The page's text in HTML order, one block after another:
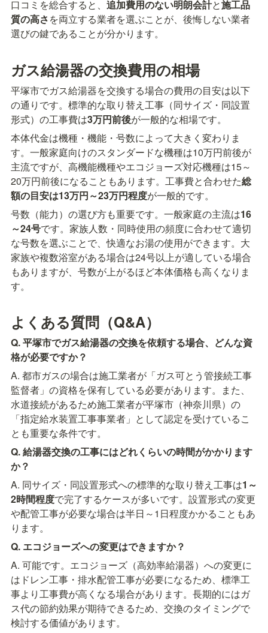
口コミを総合すると、 追加費用のない明朗会計と施工品
質の高さを両立する業者を選ぶことが、後悔しない業者
選びの鍵であることが分かります。
ガス給湯器の交換費用の相場
平塚市でガス給湯器を交換する場合の費用の目安は以下
の通りです。標準的な取り替え工事（同サイズ・同設置
形式）の工事費は3万円前後が一般的な相場です。
本体代金は機種・機能・号数によって大きく変わりま
す。一般家庭向けのスタンダードな機種は10万円前後が
主流ですが、高機能機種やエコジョーズ対応機種は15～
20万円前後になることもあります。工事費と合わせた総
額の目安は13万円～23万円程度が一般的です。
号数（能力）の選び方も重要です。一般家庭の主流は16
～24号です。家族人数・同時使用の頻度に合わせて適切
な号数を選ぶことで、快適なお湯の使用ができます。大
家族や複数浴室がある場合は24号以上が適している場合
もありますが、号数が上がるほど本体価格も高くなりま
す。
よくある質問（Q&A）
Q. 平塚市でガス給湯器の交換を依頼する場合、どんな資
格が必要ですか？
A. 都市ガスの場合は施工業者が「ガス可とう管接続工事
監督者」の資格を保有している必要があります。また、
水道接続があるため施工業者が平塚市（神奈川県）の
「指定給水装置工事事業者」として認定を受けているこ
とも重要な条件です。
Q. 給湯器交換の工事にはどれくらいの時間がかかります
か？
A. 同サイズ・同設置形式への標準的な取り替え工事は1～
2時間程度で完了するケースが多いです。設置形式の変更
や配管工事が必要な場合は半日～1日程度かかることもあ
ります。
Q. エコジョーズへの変更はできますか？
A. 可能です。エコジョーズ（高効率給湯器）への変更に
はドレン工事・排水配管工事が必要になるため、標準工
事より工事費が高くなる場合があります。長期的にはガ
ス代の節約効果が期待できるため、交換のタイミングで
検討する価値があります。